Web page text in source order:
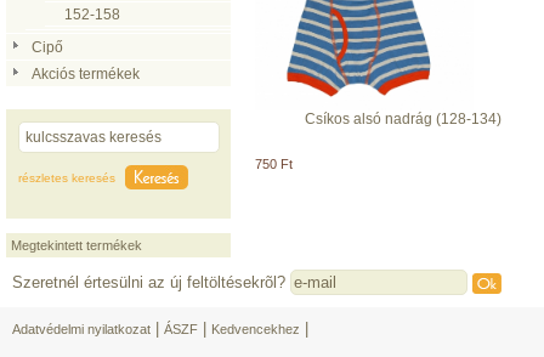
152-158
Cipő
Akciós termékek
részletes keresés
Megtekintett termékek
Csíkos alsó nadrág (128-134)
750 Ft
Szeretnél értesülni az új feltöltésekrõl?
Adatvédelmi nyilatkozat ÁSZF Kedvencekhez